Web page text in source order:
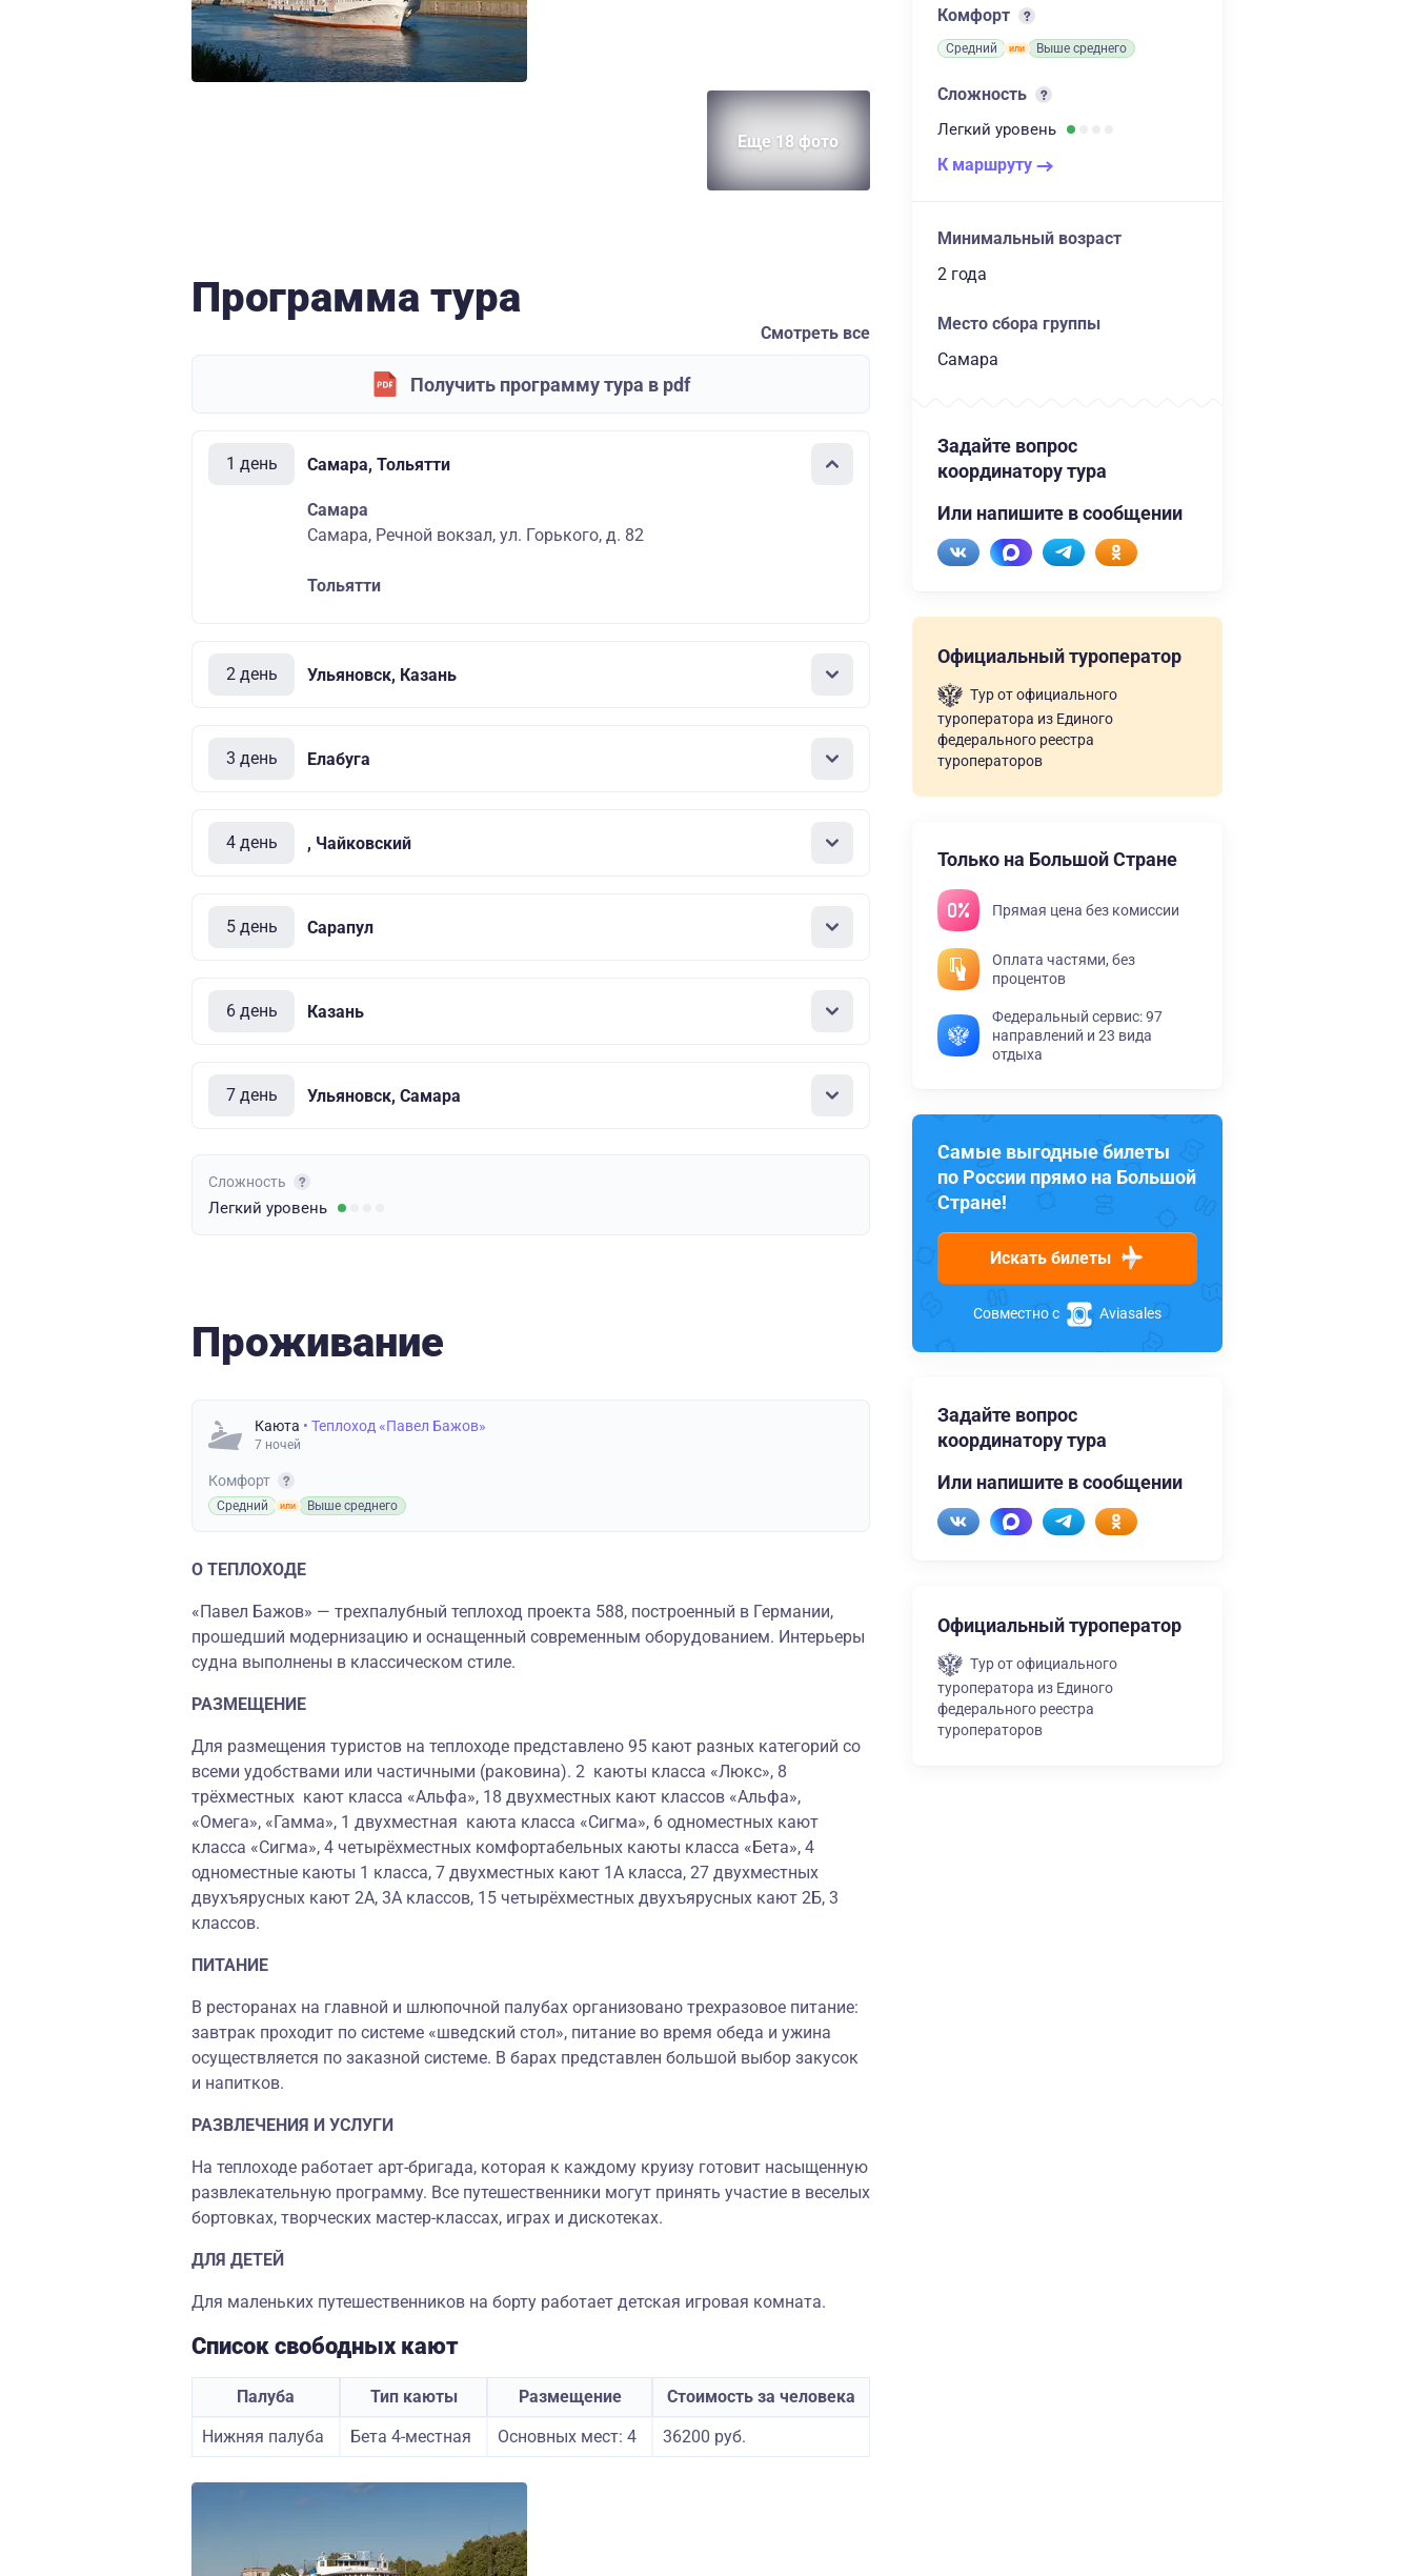
Еще 18 фото
Программа тура
Смотреть все
Получить программу тура в pdf
1 день Самара, Тольятти
Самара
Самара, Речной вокзал, ул. Горького, д. 82
Тольятти
2 день Ульяновск, Казань
3 день Елабуга
4 день , Чайковский
5 день Сарапул
6 день Казань
7 день Ульяновск, Самара
Сложность
Легкий уровень
Проживание
Каюта • Теплоход «Павел Бажов»
7 ночей
Комфорт
Средний Выше среднего
О ТЕПЛОХОДЕ
«Павел Бажов» — трехпалубный теплоход проекта 588, построенный в Германии,
прошедший модернизацию и оснащенный современным оборудованием. Интерьеры
судна выполнены в классическом стиле.
РАЗМЕЩЕНИЕ
Для размещения туристов на теплоходе представлено 95 кают разных категорий со
всеми удобствами или частичными (раковина). 2 каюты класса «Люкс», 8
трёхместных кают класса «Альфа», 18 двухместных кают классов «Альфа»,
«Омега», «Гамма», 1 двухместная каюта класса «Сигма», 6 одноместных кают
класса «Сигма», 4 четырёхместных комфортабельных каюты класса «Бета», 4
одноместные каюты 1 класса, 7 двухместных кают 1А класса, 27 двухместных
двухъярусных кают 2А, 3А классов, 15 четырёхместных двухъярусных кают 2Б, 3
классов.
ПИТАНИЕ
В ресторанах на главной и шлюпочной палубах организовано трехразовое питание:
завтрак проходит по системе «шведский стол», питание во время обеда и ужина
осуществляется по заказной системе. В барах представлен большой выбор закусок
и напитков.
РАЗВЛЕЧЕНИЯ И УСЛУГИ
На теплоходе работает арт-бригада, которая к каждому круизу готовит насыщенную
развлекательную программу. Все путешественники могут принять участие в веселых
бортовках, творческих мастер-классах, играх и дискотеках.
ДЛЯ ДЕТЕЙ
Для маленьких путешественников на борту работает детская игровая комната.
Список свободных кают
Палуба Тип каюты Размещение
Стоимость за человека
Нижняя палуба
Бета 4-местная Основных мест: 4 36200 руб.
Комфорт
Средний Выше среднего
Сложность
Легкий уровень
К маршруту
Минимальный возраст
2 года
Место сбора группы
Самара
Задайте вопрос
координатору тура
Или напишите в сообщении
Официальный туроператор
Тур от официального
туроператора из Единого
федерального реестра
туроператоров
Только на Большой Стране
Прямая цена без комиссии
Оплата частями, без
процентов
Федеральный сервис: 97
направлений и 23 вида
отдыха
Самые выгодные билеты
по России прямо на Большой
Стране!
Искать билеты
Совместно с Aviasales
Задайте вопрос
координатору тура
Или напишите в сообщении
Официальный туроператор
Тур от официального
туроператора из Единого
федерального реестра
туроператоров